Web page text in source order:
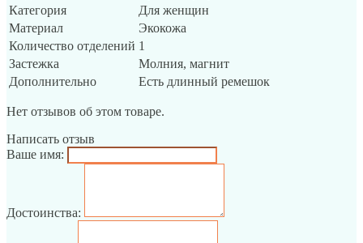
Категория
Для женщин
Материал
Экокожа
Количество отделений 1
Застежка
Молния, магнит
Дополнительно
Есть длинный ремешок
Нет отзывов об этом товаре.
Написать отзыв
Ваше имя:
Достоинства: